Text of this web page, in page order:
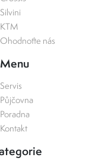
Silvini
KTM
Ohodnoťte nás
Menu
Servis
Půjčovna
Poradna
Kontakt